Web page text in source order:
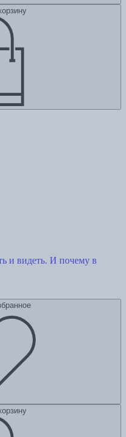
и видеть. И почему в